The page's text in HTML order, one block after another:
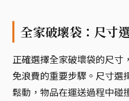
全家破壞袋：尺寸
正確選擇全家破壞袋的尺寸
免浪費的重要步驟。尺寸選
鬆動，物品在運送過程中碰